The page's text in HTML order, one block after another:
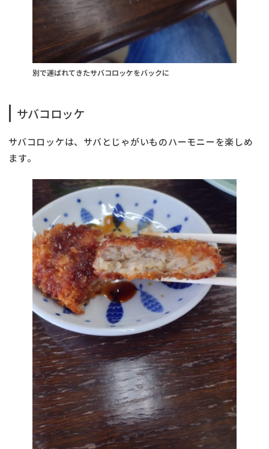
別で運ばれてきたサバコロッケをバックに
サバコロッケ
サバコロッケは、サバとじゃがいものハーモニーを楽しめ
ます。